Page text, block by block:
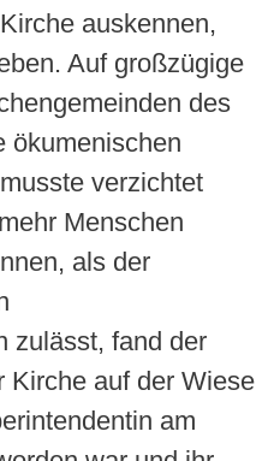
auskennen,
Auf großzügige
des
ökumenischen
verzichtet
Menschen
als der
zulässt, fand der
Kirche auf der Wiese
am